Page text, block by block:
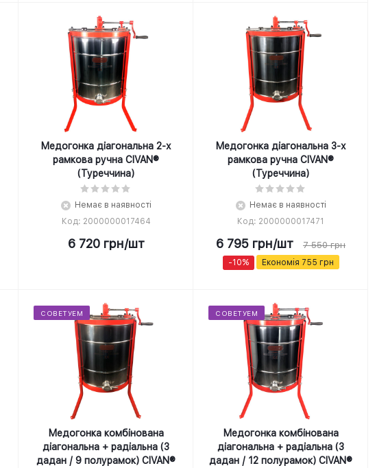
Медогонка діагональна 2-х
рамкова ручна CIVAN®
(Туреччина)
Немає в наявності
Код: 2000000017464
6 720грн/шт
Медогонка діагональна 3-х
рамкова ручна CIVAN®
(Туреччина)
Немає в наявності
Код: 2000000017471
6 795 грн/шт 7 550грн
-10% Економія 755 грн
СОВЕТУЕМ
Медогонка комбінована
діагональна + радіальна (3
дадан / 9 полурамок) CIVAN®
СОВЕТУЕМ
Медогонка комбінована
діагональна + радіальна (3
дадан / 12 полурамок) CIVAN®